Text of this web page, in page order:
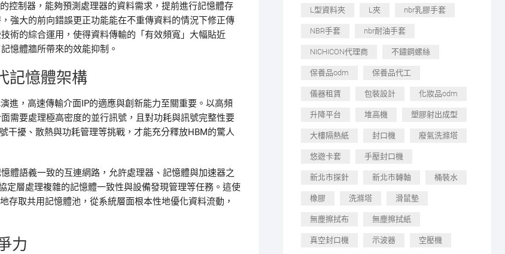
控制器，能夠預測處理器的資料需求，提前進行記憶體存
強大的前向錯誤更正功能能在不重傳資料的情況下修正傳
術的綜合運用，使得資料傳輸的「有效頻寬」大幅貼近
憶體牆所帶來的效能抑制。
記憶體架構
進，高速傳輸介面IP的適應與創新能力至關重要。以高頻
需要處理極高密度的並行訊號，且對功耗與訊號完整性要
干擾、散熱與功耗管理等挑戰，才能充分釋放HBM的驚人
體語義一致的互連網路，允許處理器、記憶體與加速器之
定層處理複雜的記憶體一致性與設備發現管理等任務。這使
存取共用記憶體池，從系統層面根本性地優化資料流動，
力
L型資料夾 L夾 nbr乳膠手套
NBR手套 nbr耐油手套
NICHICON代理商 不鏽鋼螺絲
保養品odm 保養品代工
儀器租賃 包裝設計 化妝品odm
升降平台 堆高機 塑膠射出成型
大樓隔熱紙 封口機 廢氣洗滌塔
悠遊卡套 手壓封口機
新北市探針 新北市轉軸 桶裝水
橡膠 洗滌塔 滑鼠墊
無塵擦拭布 無塵擦拭紙
真空封口機 示波器 空壓機